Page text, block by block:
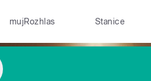
mujRozhlas Stanice